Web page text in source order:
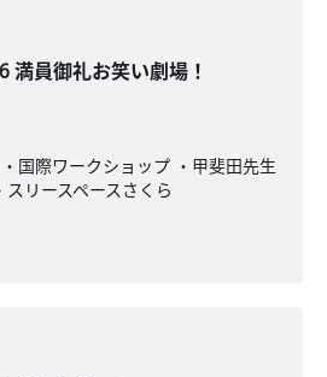
満員御礼お笑い劇場！
国際ワークショップ ・甲斐田先生
リースペースさくら